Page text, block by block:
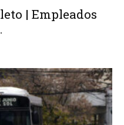
| Empleados